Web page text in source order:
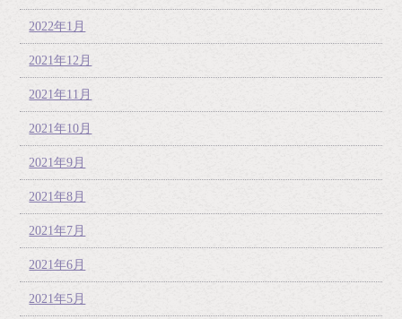
2022年1月
2021年12月
2021年11月
2021年10月
2021年9月
2021年8月
2021年7月
2021年6月
2021年5月